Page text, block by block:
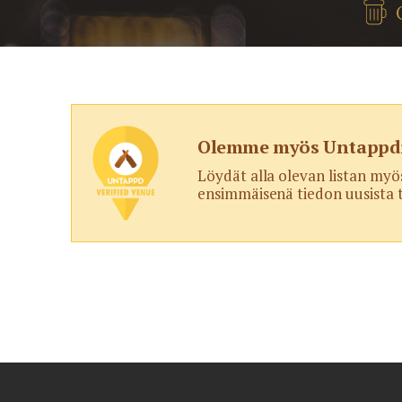
Olemme myös
Löydät alla olevan listan
ensimmäisenä tiedon uusista